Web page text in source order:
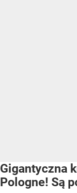
Gigantyczna
Pologne! Są